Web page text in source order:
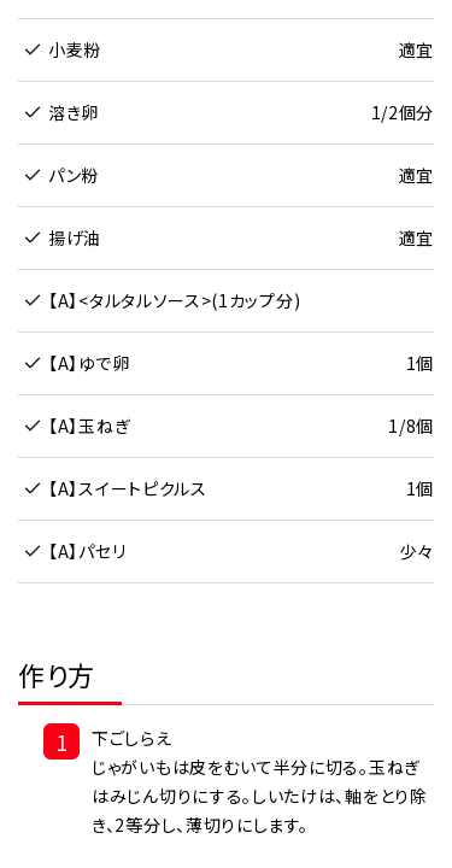
小麦粉 適宜
溶き卵 1/2個分
パン粉 適宜
揚げ油 適宜
【A】<タルタルソース>(1カップ分)
【A】ゆで卵 1個
【A】玉ねぎ 1/8個
【A】スイートピクルス 1個
【A】パセリ 少々
作り方
1
下ごしらえ
じゃがいもは皮をむいて半分に切る。玉ねぎ
はみじん切りにする。しいたけは、軸をとり除
き、2等分し、薄切りにします。